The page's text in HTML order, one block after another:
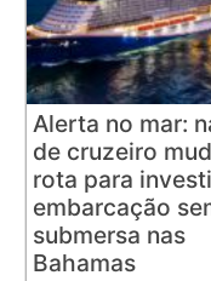
Alerta no mar:
de cruzeiro
rota para
embarcação
submersa nas
Bahamas